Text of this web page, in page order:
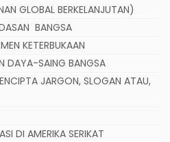
GLOBAL BERKELANJUTAN)
BANGSA
KETERBUKAAN
DAYA-SAING BANGSA
JARGON, SLOGAN ATAU,
DI AMERIKA SERIKAT